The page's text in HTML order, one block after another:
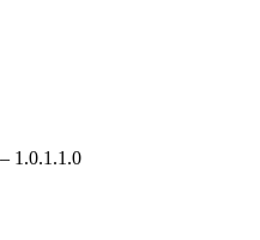
1.0.1.1.0